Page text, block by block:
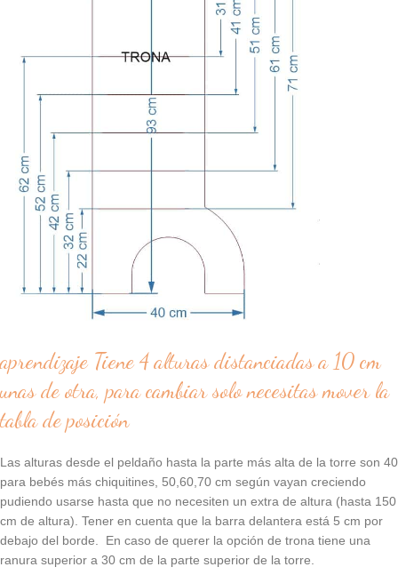
aprendizaje Tiene 4 alturas distanciadas a 10 cm
unas de otra, para cambiar solo necesitas mover la
tabla de posición
Las alturas desde el peldaño hasta la parte más alta de la torre son 40
para bebés más chiquitines, 50,60,70 cm según vayan creciendo
pudiendo usarse hasta que no necesiten un extra de altura (hasta 150
cm de altura). Tener en cuenta que la barra delantera está 5 cm por
debajo del borde. En caso de querer la opción de trona tiene una
ranura superior a 30 cm de la parte superior de la torre.